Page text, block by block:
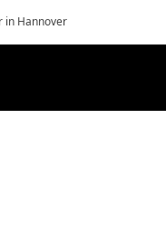
in Hannover